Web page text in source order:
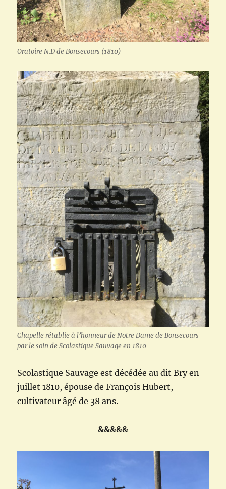
Oratoire N.D de Bonsecours (1810)
Chapelle rétablie à l’honneur de Notre Dame de Bonsecours
par le soin de Scolastique Sauvage en 1810
Scolastique Sauvage est décédée au dit Bry en
juillet 1810, épouse de François Hubert,
cultivateur âgé de 38 ans.
&&&&&